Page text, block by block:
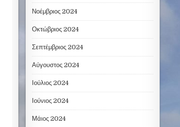
Νοέμβριος 2024
Οκτώβριος 2024
Σεπτέμβριος 2024
Αύγουστος 2024
Ιούλιος 2024
Ιούνιος 2024
Μάιος 2024